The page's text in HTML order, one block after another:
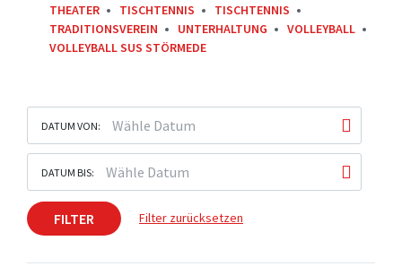
THEATER
TISCHTENNIS
TISCHTENNIS
TRADITIONSVEREIN
UNTERHALTUNG
VOLLEYBALL
VOLLEYBALL SUS STÖRMEDE
DATUM VON:
DATUM BIS:
FILTER Filter zurücksetzen